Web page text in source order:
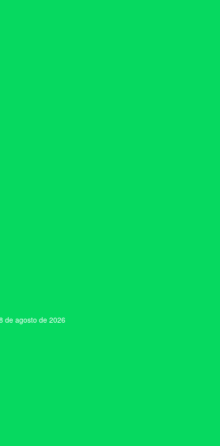
de agosto de 2026